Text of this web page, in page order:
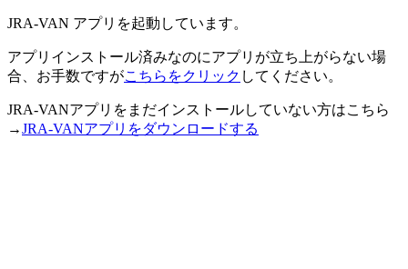
JRA-VAN アプリを起動しています。
アプリインストール済みなのにアプリが立ち上がらない場
合、お手数ですがこちらをクリック してください。
JRA-VANアプリをまだインストールしていない方はこちら
→JRA-VANアプリをダウンロードする